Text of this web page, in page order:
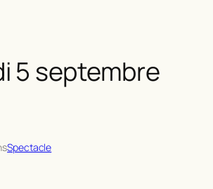
5 septembre
Spectacle